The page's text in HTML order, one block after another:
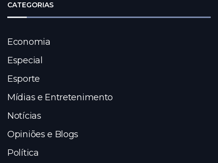
CATEGORIAS
Economia
Especial
Esporte
Mídias e Entretenimento
Notícias
Opiniões e Blogs
Política